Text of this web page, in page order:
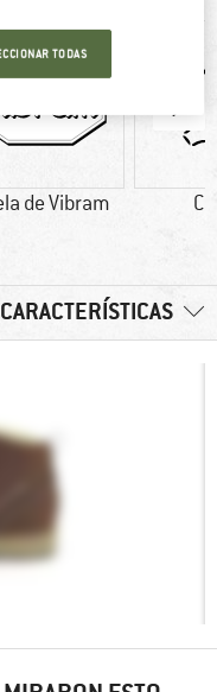
de Vibram
TODAS